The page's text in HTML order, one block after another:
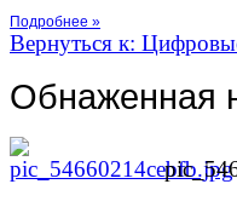
Подробнее »
Вернуться к:
Обнаженная